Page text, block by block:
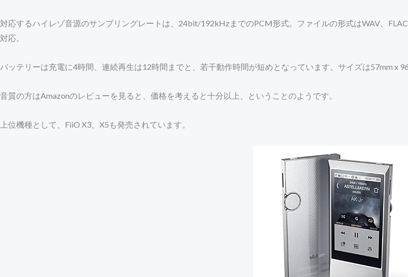
対応するハイレゾ音源のサンプリングレートは、24bit/192kHzまでのPCM形式。ファイルの形式はWAV、
対応。
バッテリーは充電に4時間、連続再生は12時間までと、若干動作時間が短めとなっています。サイズは57mm x
音質の方はAmazonのレビューを見ると、価格を考えると十分以上、ということのようです。
上位機種として、FiiO X3、X5も発売されています。